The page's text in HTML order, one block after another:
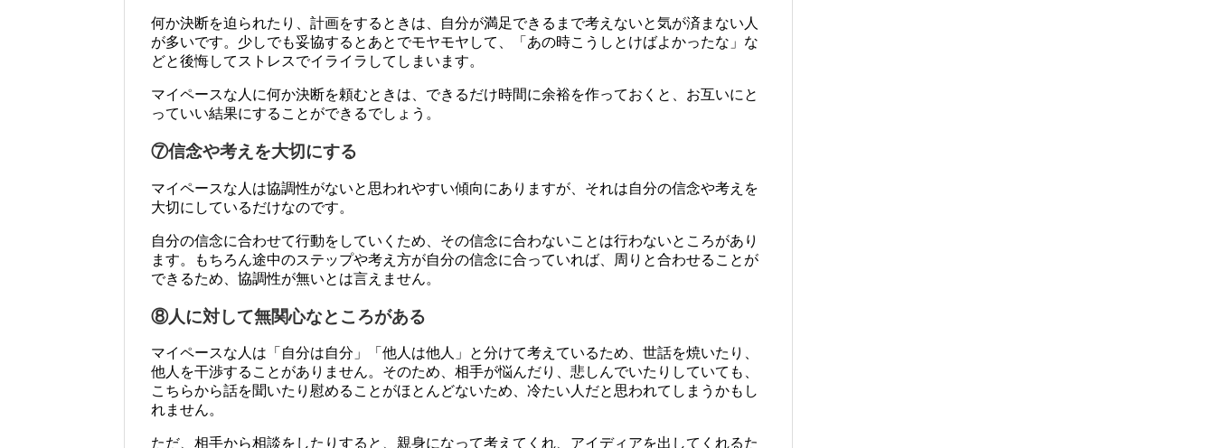
何か決断を迫られたり、計画をするときは、自分が満足できるまで考えないと気が済まない人
が多いです。少しでも妥協するとあとでモヤモヤして、「あの時こうしとけばよかったな」な
どと後悔してストレスでイライラしてしまいます。
マイペースな人に何か決断を頼むときは、できるだけ時間に余裕を作っておくと、お互いにと
っていい結果にすることができるでしょう。
⑦信念や考えを大切にする
マイペースな人は協調性がないと思われやすい傾向にありますが、それは自分の信念や考えを
大切にしているだけなのです。
自分の信念に合わせて行動をしていくため、その信念に合わないことは行わないところがあり
ます。もちろん途中のステップや考え方が自分の信念に合っていれば、周りと合わせることが
できるため、協調性が無いとは言えません。
⑧人に対して無関心なところがある
マイペースな人は「自分は自分」「他人は他人」と分けて考えているため、世話を焼いたり、
他人を干渉することがありません。そのため、相手が悩んだり、悲しんでいたりしていても、
こちらから話を聞いたり慰めることがほとんどないため、冷たい人だと思われてしまうかもし
れません。
ただ、相手から相談をしたりすると、親身になって考えてくれ、アイディアを出してくれるた